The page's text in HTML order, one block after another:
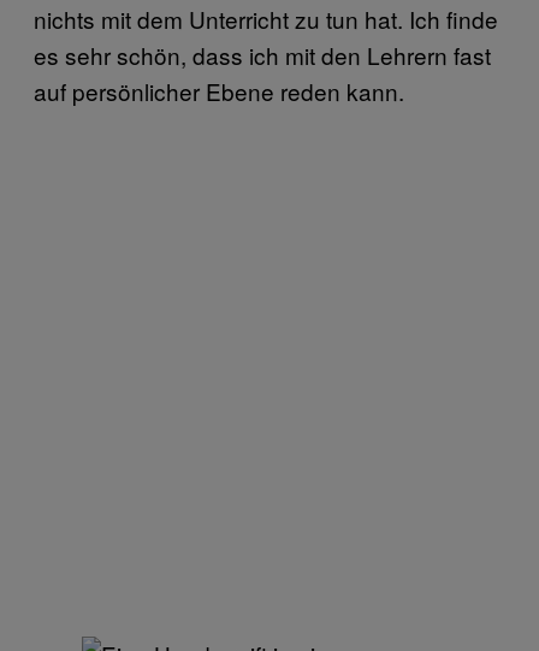
nichts mit dem Unterricht zu tun hat. Ich finde
es sehr schön, dass ich mit den Lehrern fast
auf persönlicher Ebene reden kann.